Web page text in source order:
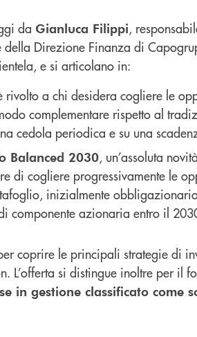
da Gianluca Filippi,
della Direzione Finanza di
e si articolano in:
rivolto a chi desidera cogliere le
complementare rispetto al
cedola periodica e su una
Balanced 2030, un’assoluta
di cogliere progressivamente le
inizialmente
componente azionaria entro il
coprire le principali strategie di
L’offerta si distingue inoltre per il
in gestione classificato come